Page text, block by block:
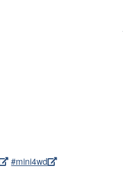
#mini4wd